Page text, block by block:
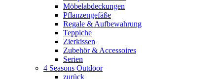
Möbelabdeckungen
Pflanzengefäße
Regale & Aufbewahrung
Teppiche
Zierkissen
Zubehör & Accessoires
Serien
4 Seasons Outdoor
zurück